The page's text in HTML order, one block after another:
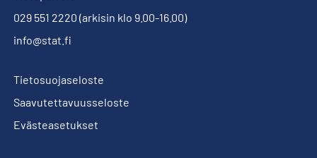
029 551 2220 (arkisin klo 9.00-16.00)
info@stat.fi
Tietosuojaseloste
Saavutettavuusseloste
Evästeasetukset